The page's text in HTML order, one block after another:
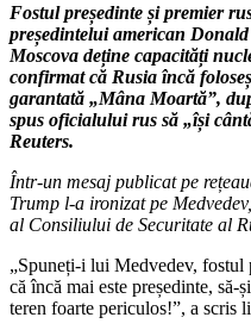
Fostul președinte și premier
președintelui american
Moscova deține capacități
confirmat că Rusia încă
garantată „Mâna Moartă”,
spus oficialului rus să „își
Reuters.
Într-un mesaj publicat pe
Trump l-a ironizat pe
al Consiliului de Securitate al
„Spuneți-i lui Medvedev, fostul
că încă mai este președinte, să-
teren foarte periculos!”, a scris